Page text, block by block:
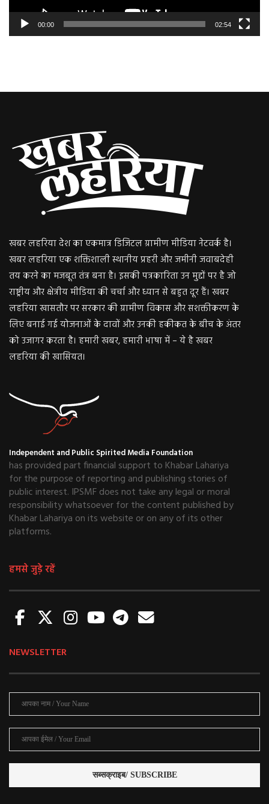
00:00 02:54
खबर लहरिया देश का एकमात्र डिजिटल ग्रामीण मीडिया नेटवर्क है।
खबर लहरिया एक शक्तिशाली स्थानीय प्रहरी और जमीनी जवाबदेही
तय करने का मजबूत तंत्र बना है। इसकी पत्रकारिता उन मुद्दों पर है जो
राष्ट्रीय और क्षेत्रीय मीडिया की चर्चा और ध्यान से बहुत दूर हैं। खबर
लहरिया खासतौर पर सरकार की ग्रामीण विकास और सशक्तीकरण के
लिए बनाई गई योजनाओं के दावों और उनकी हकीकत के बीच के अंतर
को उजागर करता है। हमारी खबर, हमारी भाषा में – ये है खबर
लहरिया की खासियत।
Independent and Public Spirited Media Foundation
has provided part financial support to Khabar Lahariya
for the purpose of reporting and publishing stories of
public interest. IPSMF does not take any legal or moral
responsibility whatsoever for the content published by
Khabar Lahariya on its website or on any of its other
platforms.
हमसे जुड़े रहें
NEWSLETTER